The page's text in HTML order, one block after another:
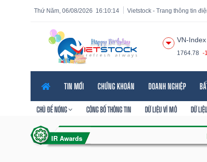
16:10:16
Thứ Năm, 06/08/2026 Vietstock - Trang thông tin
VN-Index
1764.78 -
TIN MỚI CHỨNG KHOÁN DOANH NGHIỆP
CHỦ ĐỀ NÓNG CÔNG BỐ THÔNG TIN DỮ LIỆU VĨ MÔ DỮ
Tính năng
năng
VIETSTOCK